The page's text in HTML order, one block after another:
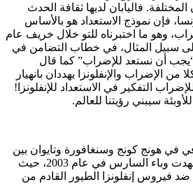
المختلفة. فاليابان لديها ثقافة الحدث
فإن نموذج الاستعداد هو بالأساس
وهو ما اختبرناه للتو خلال خريف عام
على سبيل المثال، في خطاب التضامن في
أن نستعد للإضراب” كما قال
الإضراب والإنفلونزا يهددان بانهيار
التفكير في الاستعداد للإنفلونزا!
سيبني رؤيتنا للعالم.
في هونج كونج وسنغافورة وتايوان بين
عامي 2007 و2013 التي شهدت وباء السارس في عام 2003، حيث
فيروس إنفلونزا الطيور القادم من